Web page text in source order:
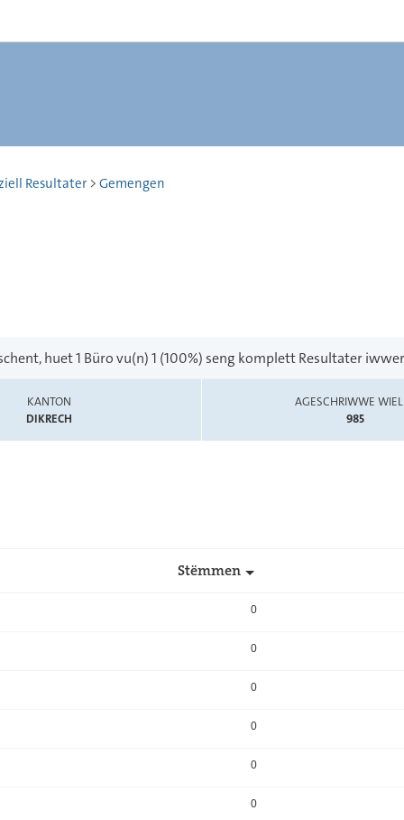
Resultater > Gemengen
huet 1 Büro vu(n) 1 (100%) seng komplett Resultater
KANTON
DIKRECH
AGESCHRIWWE
985
Stëmmen
0
0
0
0
0
0